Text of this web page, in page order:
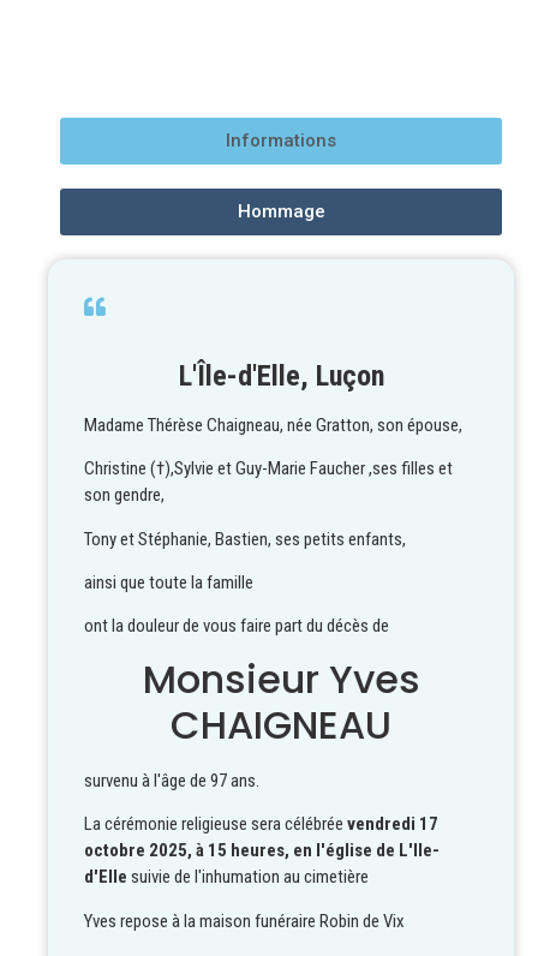
Informations
Hommage
L'Île-d'Elle, Luçon
Madame Thérèse Chaigneau, née Gratton, son épouse,
Christine (†),Sylvie et Guy-Marie Faucher ,ses filles et
son gendre,
Tony et Stéphanie, Bastien, ses petits enfants,
ainsi que toute la famille
ont la douleur de vous faire part du décès de
Monsieur Yves
CHAIGNEAU
survenu à l'âge de 97 ans.
La cérémonie religieuse sera célébrée vendredi 17
octobre 2025, à 15 heures, en l'église de L'Ile-
d'Elle suivie de l'inhumation au cimetière
Yves repose à la maison funéraire Robin de Vix